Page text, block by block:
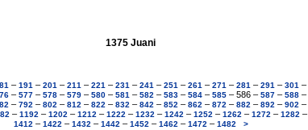
1375 Juani
– 191 – 201 – 211 – 221 – 231 – 241 – 251 – 261 – 271 – 281 – 291 – 301 –
– 577– 578– 579– 580– 581 – 582 – 583– 584– 585– 586– 587– 588–
– 792 – 802 – 812 – 822 – 832 – 842 – 852 – 862 – 872 – 882 – 892 – 902 –
– 1192 – 1202 – 1212 – 1222 – 1232 – 1242 – 1252 – 1262 – 1272 – 1282 –
1412 – 1422 – 1432 – 1442 – 1452 – 1462 – 1472 – 1482 >